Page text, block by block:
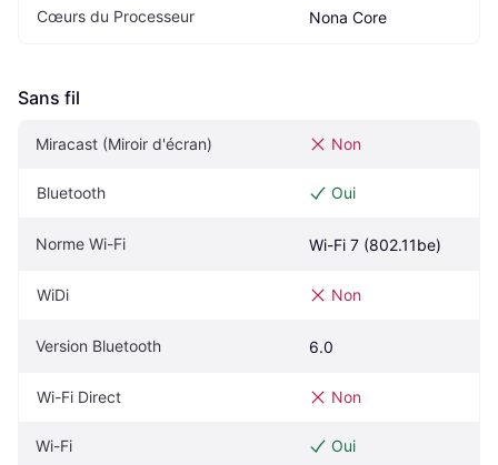
Cœurs du Processeur Nona Core
Sans fil
Miracast (Miroir d'écran) Non
Bluetooth Oui
Norme Wi-Fi Wi-Fi 7 (802.11be)
WiDi Non
Version Bluetooth 6.0
Wi-Fi Direct Non
Wi-Fi Oui